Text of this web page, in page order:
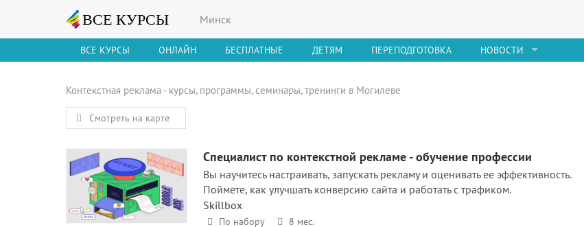
Минск
ВСЕ КУРСЫ ОНЛАЙН БЕСПЛАТНЫЕ ДЕТЯМ ПЕРЕПОДГОТОВКА НОВОСТИ
Контекстная реклама - курсы, программы, семинары, тренинги в Могилеве
Смотреть на карте
Специалист по контекстной рекламе - обучение профессии
Вы научитесь настраивать, запускать рекламу и оценивать ее эффективность.
Поймете, как улучшать конверсию сайта и работать с трафиком.
Skillbox
По набору 8 мес.